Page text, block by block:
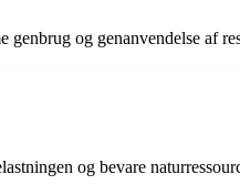
og genanvendelse af
og bevare